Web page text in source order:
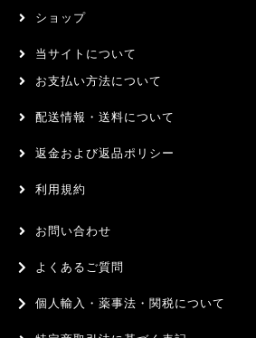
ショップ
当サイトについて
お支払い方法について
配送情報・送料について
返金および返品ポリシー
利用規約
お問い合わせ
よくあるご質問
個人輸入・薬事法・関税について